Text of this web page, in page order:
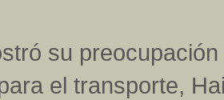
su
el transporte,